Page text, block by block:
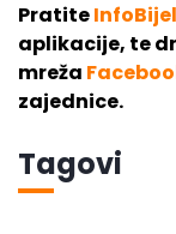
Pratite
aplikacije, te
mreža
zajednice.
Tagovi